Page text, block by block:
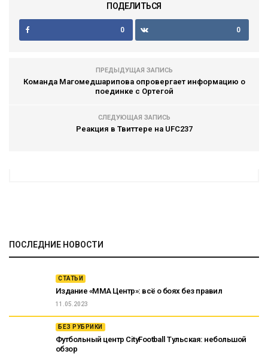
ПОДЕЛИТЬСЯ
0 0
ПРЕДЫДУЩАЯ ЗАПИСЬ
Команда Магомедшарипова опровергает информацию о
поединке с Ортегой
СЛЕДУЮЩАЯ ЗАПИСЬ
Реакция в Твиттере на UFC237
ПОСЛЕДНИЕ НОВОСТИ
СТАТЬИ
Издание «ММА Центр»: всё о боях без правил
11.05.2023
БЕЗ РУБРИКИ
Футбольный центр CityFootball Тульская: небольшой
обзор